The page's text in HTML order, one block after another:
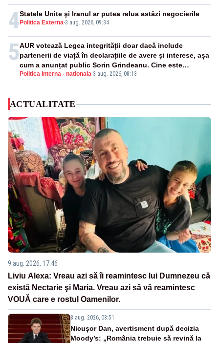
4 Politica Externa-3 aug. 2026, 09:34
Statele Unite şi Iranul ar putea relua astăzi negocierile
5
Politica Interna - nationala-3 aug. 2026, 08:13
AUR votează Legea integrității doar dacă include
partenerii de viață în declarațiile de avere și interese, așa
cum a anunțat public Sorin Grindeanu. Cine este
incompatibil sau în conflict de interese trebuie să plece
ACTUALITATE
9 aug. 2026, 17:46
Liviu Alexa: Vreau azi sǎ îi reamintesc lui Dumnezeu cǎ
existǎ Nectarie şi Maria. Vreau azi sǎ vǎ reamintesc
VOUǍ care e rostul Oamenilor.
8 aug. 2026, 08:51
Nicușor Dan, avertisment după decizia
Moody’s: „România trebuie să revină la